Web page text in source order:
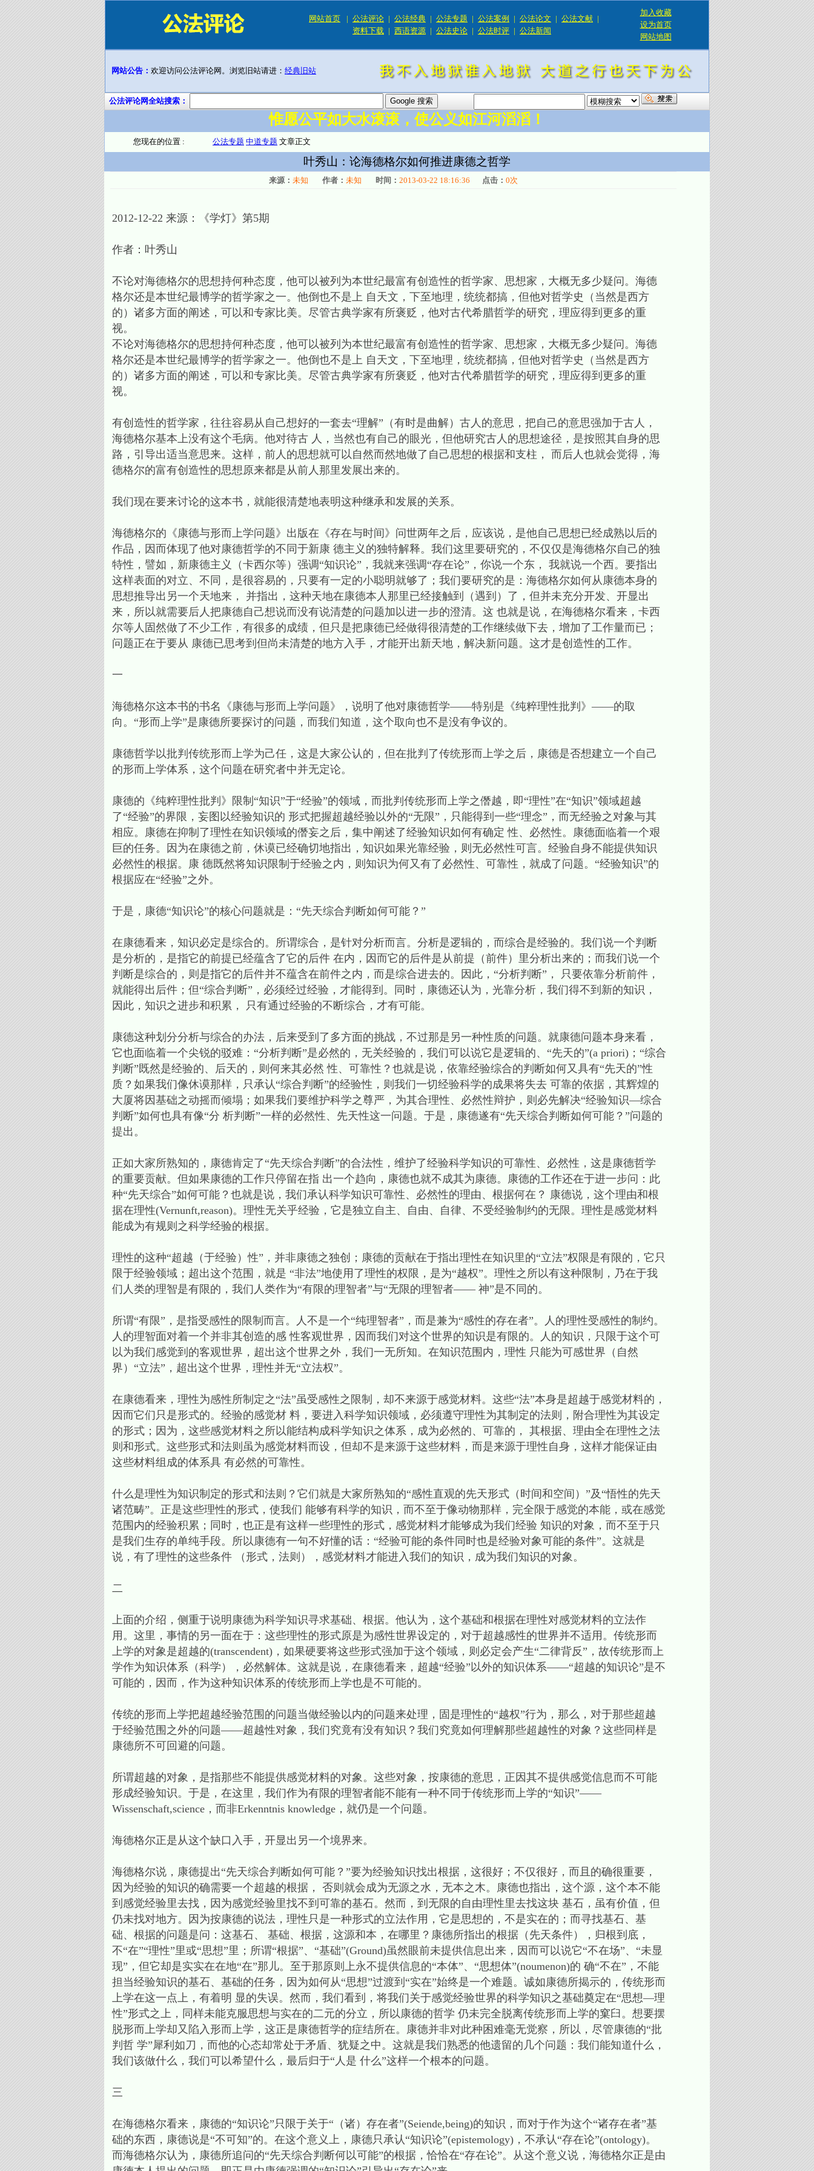
网站首页 | 公法评论 | 公法经典 | 公法专题 | 公法案例 | 公法论文 | 公法文献 |
资料下载 | 西语资源 | 公法史论 | 公法时评 | 公法新闻
加入收藏
设为首页
网站地图
网站公告： 欢迎访问公法评论网。浏览旧站请进： 经典旧站
公法评论网全站搜索：
惟愿公平如大水滚滚，使公义如江河滔滔！
您现在的位置 : 公法专题 中道专题 文章正文
叶秀山：论海德格尔如何推进康德之哲学
来源： 未知 作者： 未知 时间： 2013-03-22 18:16:36 点击： 0次
2012-12-22 来源：《学灯》第5期
作者：叶秀山
不论对海德格尔的思想持何种态度，他可以被列为本世纪最富有创造性的哲学家、思想家，大概无多少疑问。海德
格尔还是本世纪最博学的哲学家之一。他倒也不是上 自天文，下至地理，统统都搞，但他对哲学史（当然是西方
的）诸多方面的阐述，可以和专家比美。尽管古典学家有所褒贬，他对古代希腊哲学的研究，理应得到更多的重
视。
不论对海德格尔的思想持何种态度，他可以被列为本世纪最富有创造性的哲学家、思想家，大概无多少疑问。海德
格尔还是本世纪最博学的哲学家之一。他倒也不是上 自天文，下至地理，统统都搞，但他对哲学史（当然是西方
的）诸多方面的阐述，可以和专家比美。尽管古典学家有所褒贬，他对古代希腊哲学的研究，理应得到更多的重
视。
有创造性的哲学家，往往容易从自己想好的一套去“理解”（有时是曲解）古人的意思，把自己的意思强加于古人，
海德格尔基本上没有这个毛病。他对待古 人，当然也有自己的眼光，但他研究古人的思想途径，是按照其自身的思
路，引导出适当意思来。这样，前人的思想就可以自然而然地做了自己思想的根据和支柱， 而后人也就会觉得，海
德格尔的富有创造性的思想原来都是从前人那里发展出来的。
我们现在要来讨论的这本书，就能很清楚地表明这种继承和发展的关系。
海德格尔的《康德与形而上学问题》出版在《存在与时间》问世两年之后，应该说，是他自己思想已经成熟以后的
作品，因而体现了他对康德哲学的不同于新康 德主义的独特解释。我们这里要研究的，不仅仅是海德格尔自己的独
特性，譬如，新康德主义（卡西尔等）强调“知识论”，我就来强调“存在论”，你说一个东， 我就说一个西。要指出
这样表面的对立、不同，是很容易的，只要有一定的小聪明就够了；我们要研究的是：海德格尔如何从康德本身的
思想推导出另一个天地来， 并指出，这种天地在康德本人那里已经接触到（遇到）了，但并未充分开发、开显出
来，所以就需要后人把康德自己想说而没有说清楚的问题加以进一步的澄清。这 也就是说，在海德格尔看来，卡西
尔等人固然做了不少工作，有很多的成绩，但只是把康德已经做得很清楚的工作继续做下去，增加了工作量而已；
问题正在于要从 康德已思考到但尚未清楚的地方入手，才能开出新天地，解决新问题。这才是创造性的工作。
一
海德格尔这本书的书名《康德与形而上学问题》，说明了他对康德哲学——特别是《纯粹理性批判》——的取
向。“形而上学”是康德所要探讨的问题，而我们知道，这个取向也不是没有争议的。
康德哲学以批判传统形而上学为己任，这是大家公认的，但在批判了传统形而上学之后，康德是否想建立一个自己
的形而上学体系，这个问题在研究者中并无定论。
康德的《纯粹理性批判》限制“知识”于“经验”的领域，而批判传统形而上学之僭越，即“理性”在“知识”领域超越
了“经验”的界限，妄图以经验知识的 形式把握超越经验以外的“无限”，只能得到一些“理念”，而无经验之对象与其
相应。康德在抑制了理性在知识领域的僭妄之后，集中阐述了经验知识如何有确定 性、必然性。康德面临着一个艰
巨的任务。因为在康德之前，休谟已经确切地指出，知识如果光靠经验，则无必然性可言。经验自身不能提供知识
必然性的根据。康 德既然将知识限制于经验之内，则知识为何又有了必然性、可靠性，就成了问题。“经验知识”的
根据应在“经验”之外。
于是，康德“知识论”的核心问题就是：“先天综合判断如何可能？”
在康德看来，知识必定是综合的。所谓综合，是针对分析而言。分析是逻辑的，而综合是经验的。我们说一个判断
是分析的，是指它的前提已经蕴含了它的后件 在内，因而它的后件是从前提（前件）里分析出来的；而我们说一个
判断是综合的，则是指它的后件并不蕴含在前件之内，而是综合进去的。因此，“分析判断”， 只要依靠分析前件，
就能得出后件；但“综合判断”，必须经过经验，才能得到。同时，康德还认为，光靠分析，我们得不到新的知识，
因此，知识之进步和积累， 只有通过经验的不断综合，才有可能。
康德这种划分分析与综合的办法，后来受到了多方面的挑战，不过那是另一种性质的问题。就康德问题本身来看，
它也面临着一个尖锐的驳难：“分析判断”是必然的，无关经验的，我们可以说它是逻辑的、“先天的”(a priori)；“综合
判断”既然是经验的、后天的，则何来其必然 性、可靠性？也就是说，依靠经验综合的判断如何又具有“先天的”性
质？如果我们像休谟那样，只承认“综合判断”的经验性，则我们一切经验科学的成果将失去 可靠的依据，其辉煌的
大厦将因基础之动摇而倾塌；如果我们要维护科学之尊严，为其合理性、必然性辩护，则必先解决“经验知识—综合
判断”如何也具有像“分 析判断”一样的必然性、先天性这一问题。于是，康德遂有“先天综合判断如何可能？”问题的
提出。
正如大家所熟知的，康德肯定了“先天综合判断”的合法性，维护了经验科学知识的可靠性、必然性，这是康德哲学
的重要贡献。但如果康德的工作只停留在指 出一个趋向，康德也就不成其为康德。康德的工作还在于进一步问：此
种“先天综合”如何可能？也就是说，我们承认科学知识可靠性、必然性的理由、根据何在？ 康德说，这个理由和根
据在理性(Vernunft,reason)。理性无关乎经验，它是独立自主、自由、自律、不受经验制约的无限。理性是感觉材料
能成为有规则之科学经验的根据。
理性的这种“超越（于经验）性”，并非康德之独创；康德的贡献在于指出理性在知识里的“立法”权限是有限的，它只
限于经验领域；超出这个范围，就是 “非法”地使用了理性的权限，是为“越权”。理性之所以有这种限制，乃在于我
们人类的理智是有限的，我们人类作为“有限的理智者”与“无限的理智者—— 神”是不同的。
所谓“有限”，是指受感性的限制而言。人不是一个“纯理智者”，而是兼为“感性的存在者”。人的理性受感性的制约。
人的理智面对着一个并非其创造的感 性客观世界，因而我们对这个世界的知识是有限的。人的知识，只限于这个可
以为我们感觉到的客观世界，超出这个世界之外，我们一无所知。在知识范围内，理性 只能为可感世界（自然
界）“立法”，超出这个世界，理性并无“立法权”。
在康德看来，理性为感性所制定之“法”虽受感性之限制，却不来源于感觉材料。这些“法”本身是超越于感觉材料的，
因而它们只是形式的。经验的感觉材 料，要进入科学知识领域，必须遵守理性为其制定的法则，附合理性为其设定
的形式；因为，这些感觉材料之所以能结构成科学知识之体系，成为必然的、可靠的， 其根据、理由全在理性之法
则和形式。这些形式和法则虽为感觉材料而设，但却不是来源于这些材料，而是来源于理性自身，这样才能保证由
这些材料组成的体系具 有必然的可靠性。
什么是理性为知识制定的形式和法则？它们就是大家所熟知的“感性直观的先天形式（时间和空间）”及“悟性的先天
诸范畴”。正是这些理性的形式，使我们 能够有科学的知识，而不至于像动物那样，完全限于感觉的本能，或在感觉
范围内的经验积累；同时，也正是有这样一些理性的形式，感觉材料才能够成为我们经验 知识的对象，而不至于只
是我们生存的单纯手段。所以康德有一句不好懂的话：“经验可能的条件同时也是经验对象可能的条件”。这就是
说，有了理性的这些条件 （形式，法则），感觉材料才能进入我们的知识，成为我们知识的对象。
二
上面的介绍，侧重于说明康德为科学知识寻求基础、根据。他认为，这个基础和根据在理性对感觉材料的立法作
用。这里，事情的另一面在于：这些理性的形式原是为感性世界设定的，对于超越感性的世界并不适用。传统形而
上学的对象是超越的(transcendent)，如果硬要将这些形式强加于这个领域，则必定会产生“二律背反”，故传统形而上
学作为知识体系（科学），必然解体。这就是说，在康德看来，超越“经验”以外的知识体系——“超越的知识论”是不
可能的，因而，作为这种知识体系的传统形而上学也是不可能的。
传统的形而上学把超越经验范围的问题当做经验以内的问题来处理，固是理性的“越权”行为，那么，对于那些超越
于经验范围之外的问题——超越性对象，我们究竟有没有知识？我们究竟如何理解那些超越性的对象？这些同样是
康德所不可回避的问题。
所谓超越的对象，是指那些不能提供感觉材料的对象。这些对象，按康德的意思，正因其不提供感觉信息而不可能
形成经验知识。于是，在这里，我们作为有限的理智者能不能有一种不同于传统形而上学的“知识”——
Wissenschaft,science，而非Erkenntnis knowledge，就仍是一个问题。
海德格尔正是从这个缺口入手，开显出另一个境界来。
海德格尔说，康德提出“先天综合判断如何可能？”要为经验知识找出根据，这很好；不仅很好，而且的确很重要，
因为经验的知识的确需要一个超越的根据， 否则就会成为无源之水，无本之木。康德也指出，这个源，这个本不能
到感觉经验里去找，因为感觉经验里找不到可靠的基石。然而，到无限的自由理性里去找这块 基石，虽有价值，但
仍未找对地方。因为按康德的说法，理性只是一种形式的立法作用，它是思想的，不是实在的；而寻找基石、基
础、根据的问题是问：这基石、 基础、根据，这源和本，在哪里？康德所指出的根据（先天条件），归根到底，
不“在”“理性”里或“思想”里；所谓“根据”、“基础”(Ground)虽然眼前未提供信息出来，因而可以说它“不在场”、“未显
现”，但它却是实实在在地“在”那儿。至于那原则上永不提供信息的“本体”、“思想体”(noumenon)的 确“不在”，不能
担当经验知识的基石、基础的任务，因为如何从“思想”过渡到“实在”始终是一个难题。诚如康德所揭示的，传统形而
上学在这一点上，有着明 显的失误。然而，我们看到，将我们关于感觉经验世界的科学知识之基础奠定在“思想—理
性”形式之上，同样未能克服思想与实在的二元的分立，所以康德的哲学 仍未完全脱离传统形而上学的窠臼。想要摆
脱形而上学却又陷入形而上学，这正是康德哲学的症结所在。康德并非对此种困难毫无觉察，所以，尽管康德的“批
判哲 学”犀利如刀，而他的心态却常处于矛盾、犹疑之中。这就是我们熟悉的他遗留的几个问题：我们能知道什么，
我们该做什么，我们可以希望什么，最后归于“人是 什么”这样一个根本的问题。
三
在海德格尔看来，康德的“知识论”只限于关于“（诸）存在者”(Seiende,being)的知识，而对于作为这个“诸存在者”基
础的东西，康德说是“不可知”的。在这个意义上，康德只承认“知识论”(epistemology)，不承认“存在论”(ontology)。
而海德格尔认为，康德所追问的“先天综合判断何以可能”的根据，恰恰在“存在论”。从这个意义说，海德格尔正是由